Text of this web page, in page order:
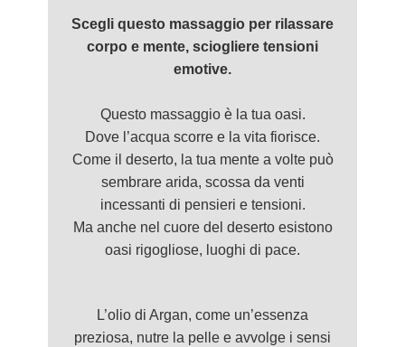
Scegli questo massaggio per rilassare
corpo e mente, sciogliere tensioni
emotive.
Questo massaggio è la tua oasi.
Dove l’acqua scorre e la vita fiorisce.
Come il deserto, la tua mente a volte può
sembrare arida, scossa da venti
incessanti di pensieri e tensioni.
Ma anche nel cuore del deserto esistono
oasi rigogliose, luoghi di pace.
L’olio di Argan, come un’essenza
preziosa, nutre la pelle e avvolge i sensi